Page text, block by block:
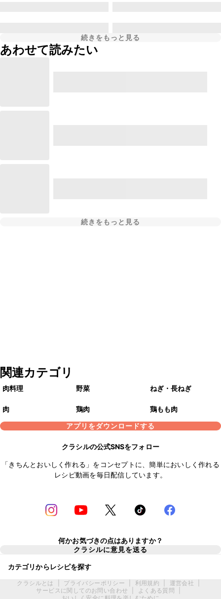
続きをもっと見る
あわせて読みたい
続きをもっと見る
関連カテゴリ
肉料理 野菜 ねぎ・長ねぎ
肉 鶏肉
鶏もも肉
アプリをダウンロードする
クラシルの公式SNSをフォロー
「きちんとおいしく作れる」をコンセプトに、簡単においしく作れる
レシピ動画を毎日配信しています。
何かお気づきの点はありますか？
クラシルに意見を送る
カテゴリからレシピを探す
クラシルとは プライバシーポリシー 利用規約 運営会社
サービスに関してのお問い合わせ
よくある質問